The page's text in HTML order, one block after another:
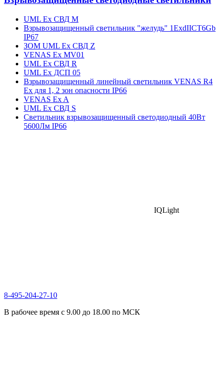
UML Ex СВД M
Взрывозащищенный светильник "желудь" 1ExdIIСT6Gb
IP67
ЗОМ UML Ex СВД Z
VENAS Ex MV01
UML Ex СВД R
UML Ex ДСП 05
Взрывозащищенный линейный светильник VENAS R4
Ex для 1, 2 зон опасности IP66
VENAS Ex A
UML Ex СВД S
Светильник взрывозащищенный светодиодный 40Вт
5600Лм IP66
IQLight
8-495-204-27-10
В рабочее время с 9.00 до 18.00 по МСК